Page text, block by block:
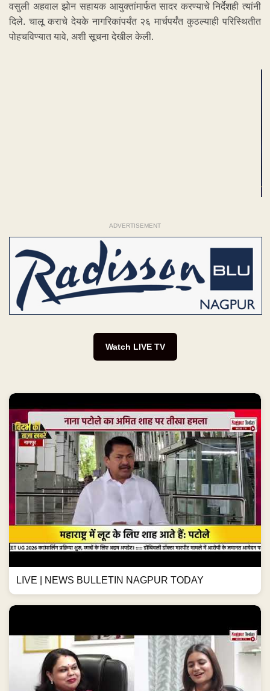
वसुली अहवाल झोन सहायक आयुक्तांमार्फत सादर करण्याचे निर्देशही त्यांनी
दिले. चालू कराचे देयके नागरिकांपर्यंत २६ मार्चपर्यंत कुठल्याही परिस्थितीत
पोहचविण्यात यावे, अशी सूचना देखील केली.
ADVERTISEMENT
Watch LIVE TV
LIVE | NEWS BULLETIN NAGPUR TODAY